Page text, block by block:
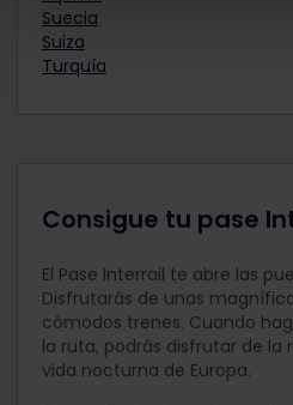
Suecia
Suiza
Turquía
Consigue tu pase
El Pase Interrail te abre las
Disfrutarás de unas
cómodos trenes. Cuando
la ruta, podrás disfrutar de la
vida nocturna de Europa.